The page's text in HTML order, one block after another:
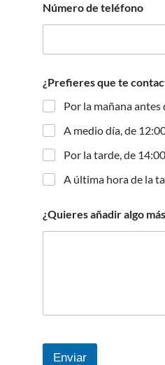
Número de teléfono
¿Prefieres que te
Por la mañana antes
A medio día, de
Por la tarde, de
A última hora de la
¿Quieres añadir algo
Enviar